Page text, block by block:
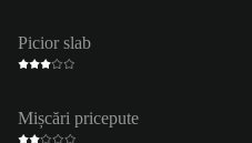
Picior slab
Mișcări pricepute